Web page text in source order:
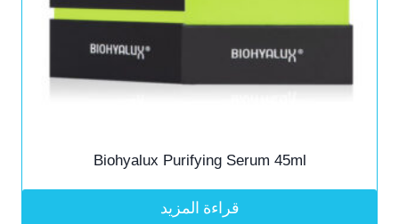
Biohyalux Purifying Serum 45ml
قراءة المزيد